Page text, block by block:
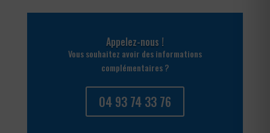
Appelez-nous !
Vous souhaitez avoir des informations
complémentaires ?
04 93 74 33 76